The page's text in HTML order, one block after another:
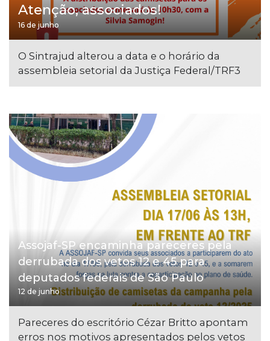
Atenção, associados!
16 de junho
O Sintrajud alterou a data e o horário da
assembleia setorial da Justiça Federal/TRF3
Assojaf-SP encaminha pareceres pela
derrubada dos vetos 12 e 45 para
deputados federais de São Paulo
12 de junho
Pareceres do escritório Cézar Britto apontam
erros nos motivos apresentados pelos vetos